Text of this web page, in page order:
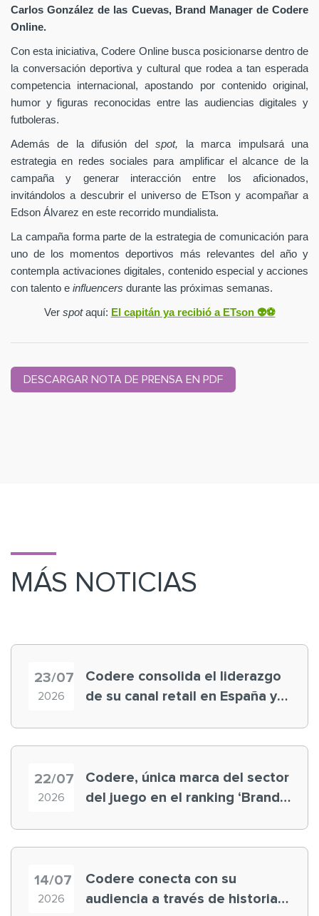
Carlos González de las Cuevas, Brand Manager de Codere
Online.
Con esta iniciativa, Codere Online busca posicionarse dentro de
la conversación deportiva y cultural que rodea a tan esperada
competencia internacional, apostando por contenido original,
humor y figuras reconocidas entre las audiencias digitales y
futboleras.
Además de la difusión delspot,
la marca impulsará una
estrategia en redes sociales para amplificar el alcance de la
campaña y generar interacción entre los aficionados,
invitándolos a descubrir el universo de ETson y acompañar a
Edson Álvarez en este recorrido mundialista.
La campaña forma parte de la estrategia de comunicación para
uno de los momentos deportivos más relevantes del año y
contempla activaciones digitales, contenido especial y acciones
con talento e influencers durante las próximas semanas.
Ver spotaquí: El capitán ya recibió a ETson 👽⚽️
DESCARGAR NOTA DE PRENSA EN PDF
MÁS NOTICIAS
23/07
2026
Codere consolida el liderazgo
de su canal retail en España y
22/07
2026
Codere, única marca del sector
del juego en el ranking ‘Brand
14/07
2026
Codere conecta con su
audiencia a través de historias